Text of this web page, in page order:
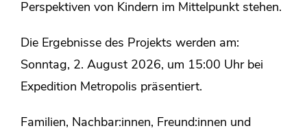
Perspektiven von Kindern im Mittelpunkt stehen.
Die Ergebnisse des Projekts werden am:
Sonntag, 2. August 2026, um 15:00 Uhr bei
Expedition Metropolis präsentiert.
Familien, Nachbar:innen, Freund:innen und